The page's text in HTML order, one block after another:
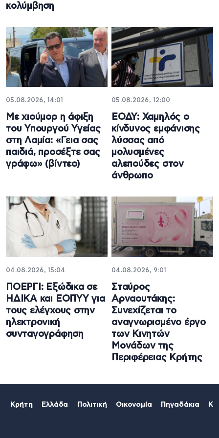
κολύμβηση
05.08.2026, 14:01
Με χιούμορ η άφιξη
του Υπουργού Υγείας
στη Λαμία: «Γεια σας
παιδιά, προσέξτε σας
γράφω» (βίντεο)
05.08.2026, 12:00
ΕΟΔΥ: Χαμηλός ο
κίνδυνος εμφάνισης
λύσσας από
μολυσμένες
αλεπούδες στον
άνθρωπο
04.08.2026, 15:04
ΠΟΕΡΓΙ: Εξώδικα σε
ΗΔΙΚΑ και ΕΟΠΥΥ για
τους ελέγχους στην
ηλεκτρονική
συνταγογράφηση
04.08.2026, 9:01
Σταύρος
Αρναουτάκης:
Συνεχίζεται το
αναγνωρισμένο έργο
των Κινητών
Μονάδων της
Περιφέρειας Κρήτης
Κρήτη Ελλάδα Πολιτική Οικονομία Πηγαδάκια